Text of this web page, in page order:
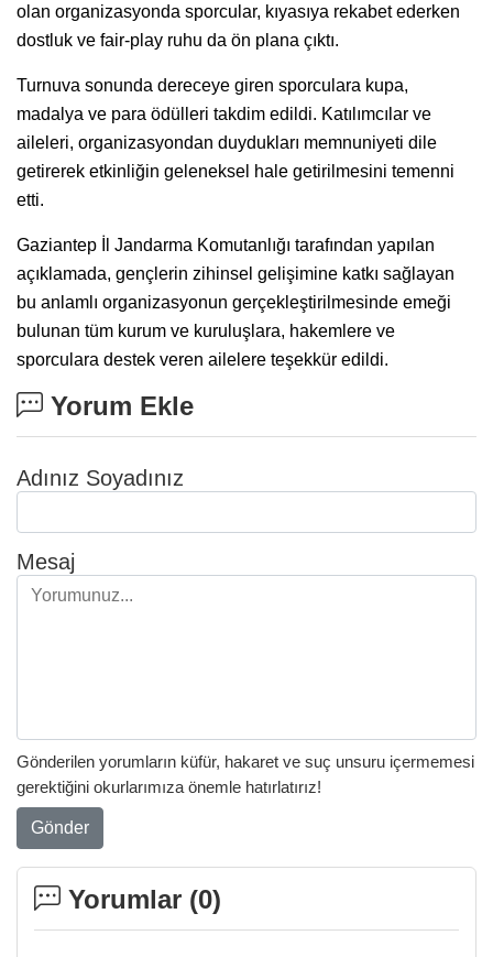
olan organizasyonda sporcular, kıyasıya rekabet ederken
dostluk ve fair-play ruhu da ön plana çıktı.
Turnuva sonunda dereceye giren sporculara kupa,
madalya ve para ödülleri takdim edildi. Katılımcılar ve
aileleri, organizasyondan duydukları memnuniyeti dile
getirerek etkinliğin geleneksel hale getirilmesini temenni
etti.
Gaziantep İl Jandarma Komutanlığı tarafından yapılan
açıklamada, gençlerin zihinsel gelişimine katkı sağlayan
bu anlamlı organizasyonun gerçekleştirilmesinde emeği
bulunan tüm kurum ve kuruluşlara, hakemlere ve
sporculara destek veren ailelere teşekkür edildi.
Yorum Ekle
Adınız Soyadınız
Mesaj
Gönderilen yorumların küfür, hakaret ve suç unsuru içermemesi
gerektiğini okurlarımıza önemle hatırlatırız!
Gönder
Yorumlar (0)